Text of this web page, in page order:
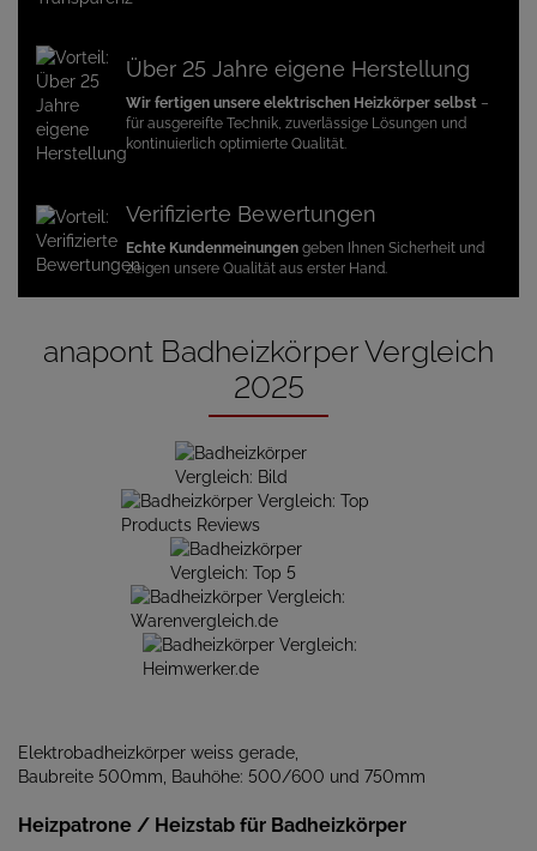
Über 25 Jahre eigene Herstellung
Wir fertigen unsere elektrischen Heizkörper selbst –
für ausgereifte Technik, zuverlässige Lösungen und
kontinuierlich optimierte Qualität.
Verifizierte Bewertungen
Echte Kundenmeinungen geben Ihnen Sicherheit und
zeigen unsere Qualität aus erster Hand.
anapont Badheizkörper Vergleich
2025
Elektrobadheizkörper weiss gerade,
Baubreite 500mm, Bauhöhe: 500/600 und 750mm
Heizpatrone / Heizstab für Badheizkörper